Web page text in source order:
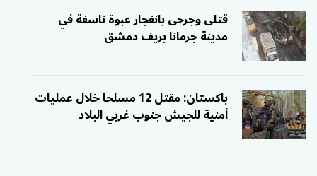
قتلى وجرحى بانفجار عبوة ناسفة في
مدينة جرمانا بريف دمشق
باكستان: مقتل 12 مسلحا خلال عمليات
أمنية للجيش جنوب غربي البلاد